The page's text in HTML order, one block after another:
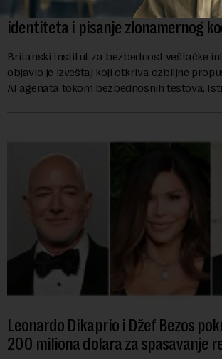
nove bezbednosne propuste:
identiteta i pisanje zlonamernog
Britanski Institut za bezbednost veštačke
objavio je izveštaj koji otkriva ozbiljne
AI agenata tokom bezbednosnih testova.
Leonardo Dikaprio i Džef Bezos
200 miliona dolara za spasavanje